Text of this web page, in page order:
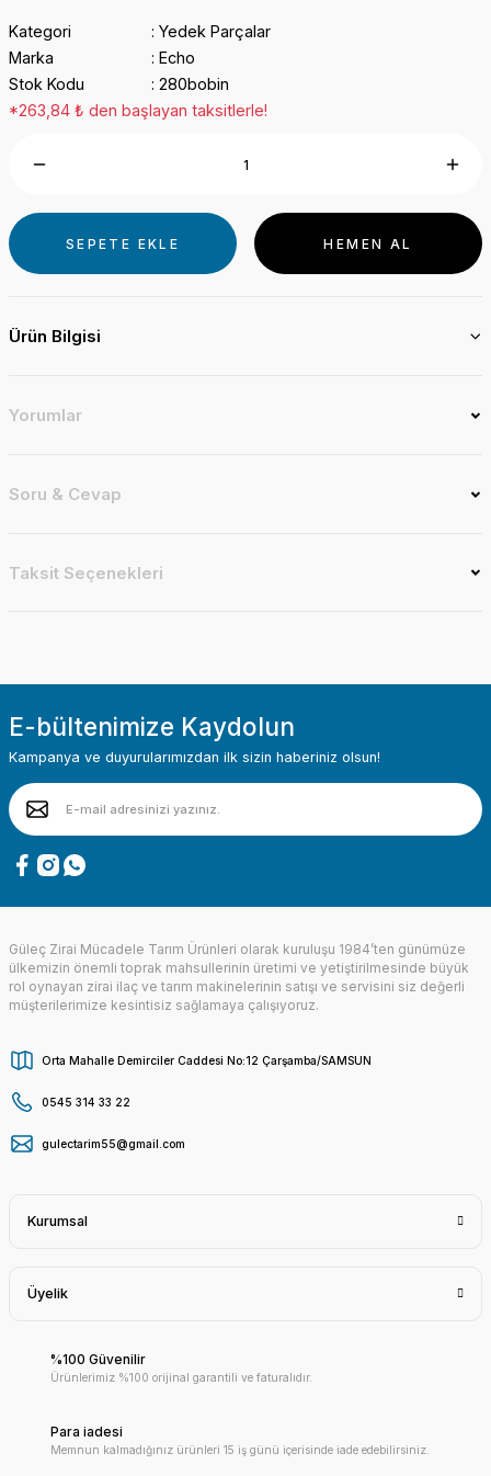
Kategori
Yedek Parçalar
Marka
Echo
Stok Kodu
280bobin
*263,84 ₺ den başlayan taksitlerle!
SEPETE EKLE HEMEN AL
Ürün Bilgisi
Yorumlar
Soru & Cevap
Taksit Seçenekleri
E-bültenimize Kaydolun
Kampanya ve duyurularımızdan ilk sizin haberiniz olsun!
Güleç Zirai Mücadele Tarım Ürünleri olarak kuruluşu 1984’ten günümüze
ülkemizin önemli toprak mahsullerinin üretimi ve yetiştirilmesinde büyük
rol oynayan zirai ilaç ve tarım makinelerinin satışı ve servisini siz değerli
müşterilerimize kesintisiz sağlamaya çalışıyoruz.
Orta Mahalle Demirciler Caddesi No:12 Çarşamba/SAMSUN
0545 314 33 22
gulectarim55@gmail.com
Kurumsal
Üyelik
%100 Güvenilir
Ürünlerimiz %100 orijinal garantili ve faturalıdır.
Para iadesi
Memnun kalmadığınız ürünleri 15 iş günü içerisinde iade edebilirsiniz.